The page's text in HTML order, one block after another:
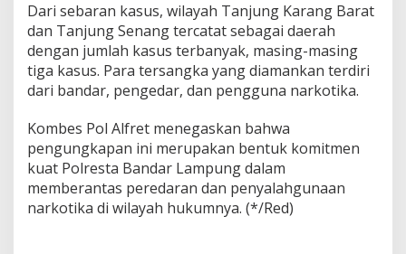
r
i
l
2
2
Dari sebaran kasus, wilayah Tanjung Karang Barat
dan Tanjung Senang tercatat sebagai daerah
dengan jumlah kasus terbanyak, masing-masing
tiga kasus. Para tersangka yang diamankan terdiri
dari bandar, pengedar, dan pengguna narkotika.
Kombes Pol Alfret menegaskan bahwa
pengungkapan ini merupakan bentuk komitmen
kuat Polresta Bandar Lampung dalam
memberantas peredaran dan penyalahgunaan
narkotika di wilayah hukumnya. (*/Red)